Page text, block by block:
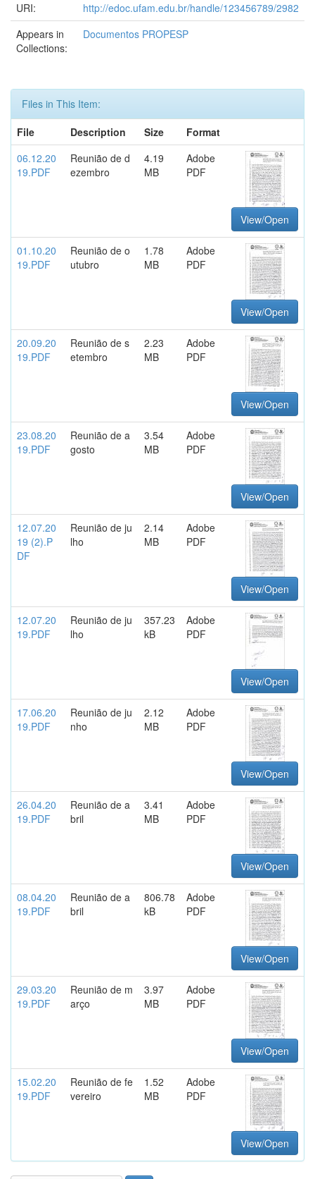
URI:
http://edoc.ufam.edu.br/handle/123456789/2982
Appears in
Collections:
Documentos PROPESP
Files in This Item:
File
Description Size
Format
06.12.20
19.PDF
Reunião de d
ezembro
4.19
MB
Adobe
PDF
View/Open
01.10.20
19.PDF
Reunião de o
utubro
1.78
MB
Adobe
PDF
View/Open
20.09.20
19.PDF
Reunião de s
etembro
2.23
MB
Adobe
PDF
View/Open
23.08.20
19.PDF
Reunião de a
gosto
3.54
MB
Adobe
PDF
View/Open
12.07.20
19 (2).P
DF
Reunião de ju
lho
2.14
MB
Adobe
PDF
View/Open
12.07.20
19.PDF
Reunião de ju
lho
357.23
kB
Adobe
PDF
View/Open
17.06.20
19.PDF
Reunião de ju
nho
2.12
MB
Adobe
PDF
View/Open
26.04.20
19.PDF
Reunião de a
bril
3.41
MB
Adobe
PDF
View/Open
08.04.20
19.PDF
Reunião de a
bril
806.78
kB
Adobe
PDF
View/Open
29.03.20
19.PDF
Reunião de m
arço
3.97
MB
Adobe
PDF
View/Open
15.02.20
19.PDF
Reunião de fe
vereiro
1.52
MB
Adobe
PDF
View/Open